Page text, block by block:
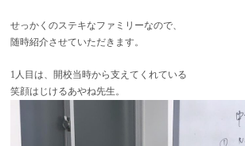
せっかくのステキなファミリーなので、
随時紹介させていただきます。
1人目は、開校当時から支えてくれている
笑顔はじけるあやね先生。